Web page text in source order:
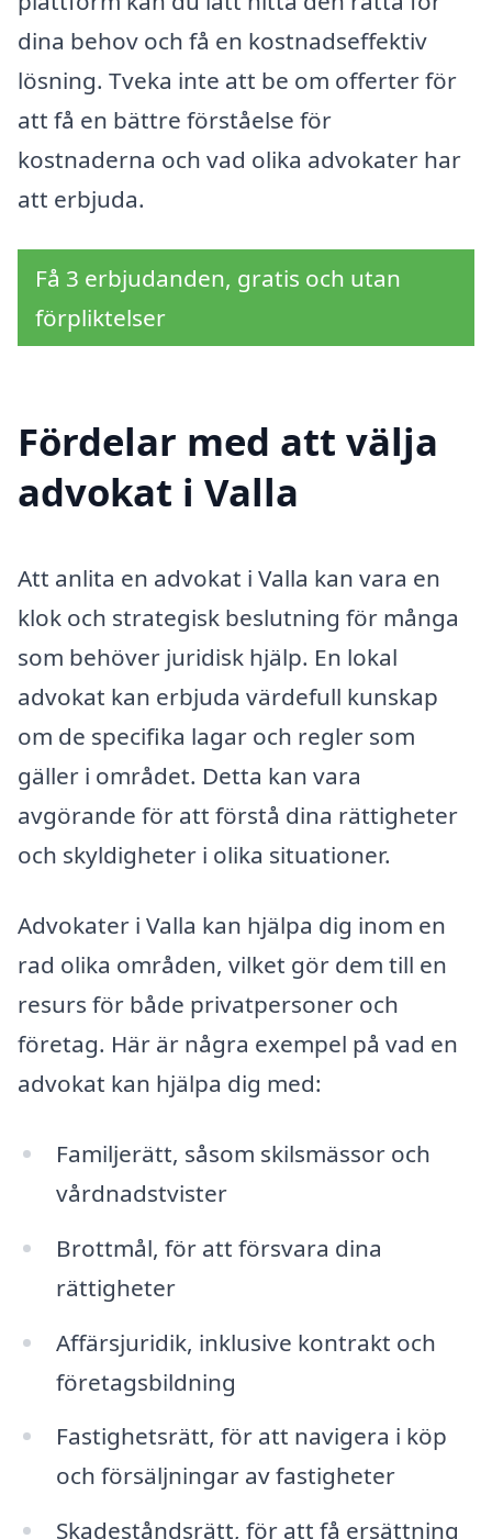
dina behov och få en kostnadseffektiv
lösning. Tveka inte att be om offerter för
att få en bättre förståelse för
kostnaderna och vad olika advokater har
att erbjuda.
Få 3 erbjudanden, gratis och utan
förpliktelser
Fördelar med att välja
advokat i Valla
Att anlita en advokat i Valla kan vara en
klok och strategisk beslutning för många
som behöver juridisk hjälp. En lokal
advokat kan erbjuda värdefull kunskap
om de specifika lagar och regler som
gäller i området. Detta kan vara
avgörande för att förstå dina rättigheter
och skyldigheter i olika situationer.
Advokater i Valla kan hjälpa dig inom en
rad olika områden, vilket gör dem till en
resurs för både privatpersoner och
företag. Här är några exempel på vad en
advokat kan hjälpa dig med:
Familjerätt, såsom skilsmässor och
vårdnadstvister
Brottmål, för att försvara dina
rättigheter
Affärsjuridik, inklusive kontrakt och
företagsbildning
Fastighetsrätt, för att navigera i köp
och försäljningar av fastigheter
Skadeståndsrätt, för att få ersättning